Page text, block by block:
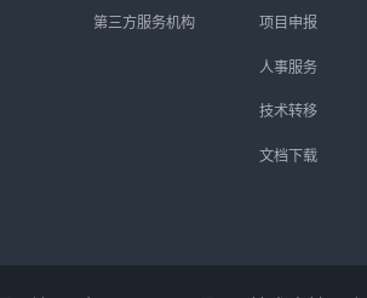
第三方服务机构 项目申报
人事服务
技术转移
文档下载